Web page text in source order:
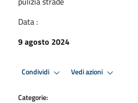
Data :
9 agosto 2024
Condividi Vedi azioni
Categorie: